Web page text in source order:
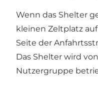
Wenn das Shelter
kleinen Zeltplatz
Seite der
Das Shelter wird
Nutzergruppe